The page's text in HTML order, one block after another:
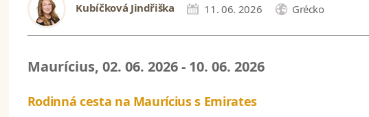
Kubíčková Jindřiška 11. 06. 2026 Grécko
Maurícius, 02. 06. 2026 - 10. 06. 2026
Rodinná cesta na Maurícius s Emirates